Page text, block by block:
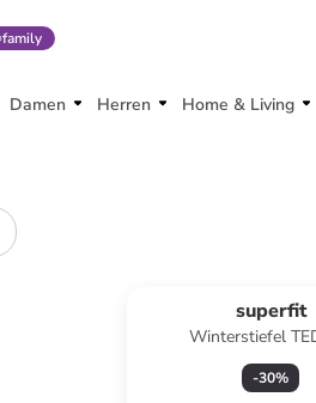
family
Damen Herren Home & Living
superfit
Winterstiefel
Braun/Orange
-30%